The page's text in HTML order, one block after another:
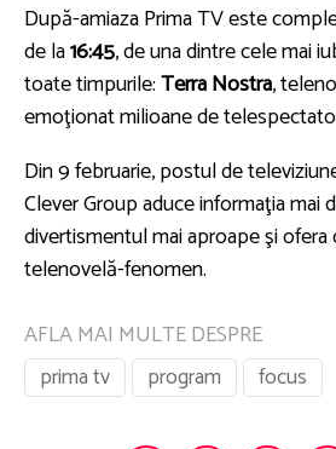
După-amiaza Prima TV este
de la16:45, de una dintre cele mai
toate timpurile:Terra Nostra,
emoţionat milioane de
Din 9 februarie, postul de
Clever Group aduce informaţia mai
divertismentul mai aproape şi
telenovelă-fenomen.
AFLA MAI MULTE DESPRE
prima tv
program focus